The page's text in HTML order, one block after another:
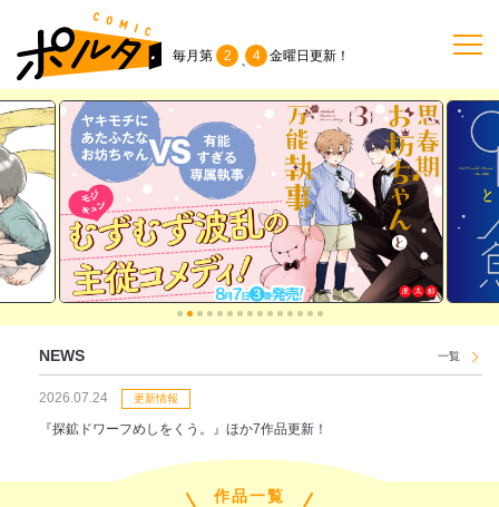
毎月第 2 4 金曜日 更新！
TOP
作品一覧
単行本
NEWS
お問い合わせ
NEWS
2026.07.24 更新情報
『探鉱ドワーフめしをくう。』ほか7作品更新！
一覧
作品一覧